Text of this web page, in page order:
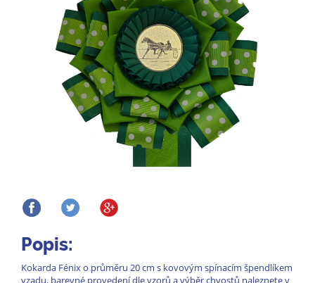
Popis:
Kokarda Fénix o průměru 20 cm s kovovým spínacím špendlíkem
vzadu, barevné provedení dle vzorů a výběr chvostů naleznete v